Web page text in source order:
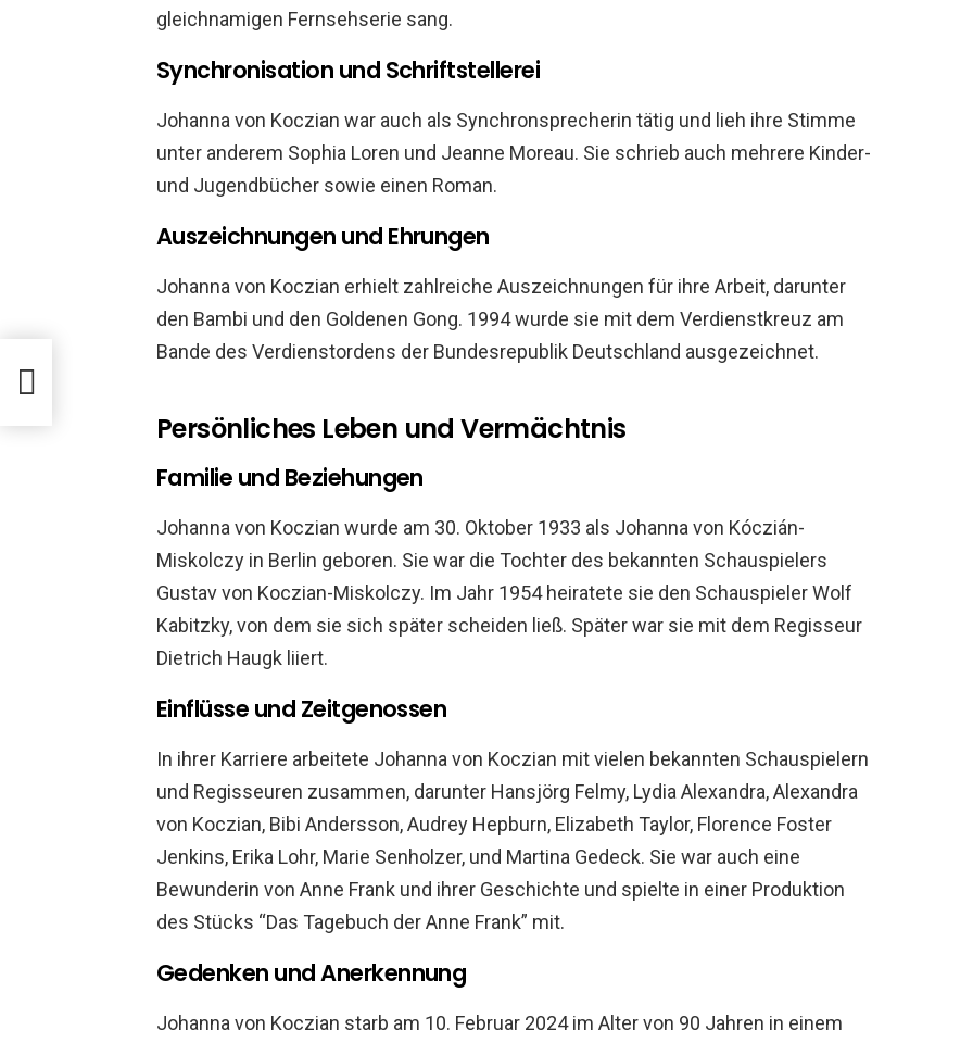
gleichnamigen Fernsehserie sang.
Synchronisation und Schriftstellerei
Johanna von Koczian war auch als Synchronsprecherin tätig und lieh ihre Stimme
unter anderem Sophia Loren und Jeanne Moreau. Sie schrieb auch mehrere Kinder-
und Jugendbücher sowie einen Roman.
Auszeichnungen und Ehrungen
Johanna von Koczian erhielt zahlreiche Auszeichnungen für ihre Arbeit, darunter
den Bambi und den Goldenen Gong. 1994 wurde sie mit dem Verdienstkreuz am
Bande des Verdienstordens der Bundesrepublik Deutschland ausgezeichnet.
Persönliches Leben und Vermächtnis
Familie und Beziehungen
Johanna von Koczian wurde am 30. Oktober 1933 als Johanna von Kóczián-
Miskolczy in Berlin geboren. Sie war die Tochter des bekannten Schauspielers
Gustav von Koczian-Miskolczy. Im Jahr 1954 heiratete sie den Schauspieler Wolf
Kabitzky, von dem sie sich später scheiden ließ. Später war sie mit dem Regisseur
Dietrich Haugk liiert.
Einflüsse und Zeitgenossen
In ihrer Karriere arbeitete Johanna von Koczian mit vielen bekannten Schauspielern
und Regisseuren zusammen, darunter Hansjörg Felmy, Lydia Alexandra, Alexandra
von Koczian, Bibi Andersson, Audrey Hepburn, Elizabeth Taylor, Florence Foster
Jenkins, Erika Lohr, Marie Senholzer, und Martina Gedeck. Sie war auch eine
Bewunderin von Anne Frank und ihrer Geschichte und spielte in einer Produktion
des Stücks “Das Tagebuch der Anne Frank” mit.
Gedenken und Anerkennung
Johanna von Koczian starb am 10. Februar 2024 im Alter von 90 Jahren in einem